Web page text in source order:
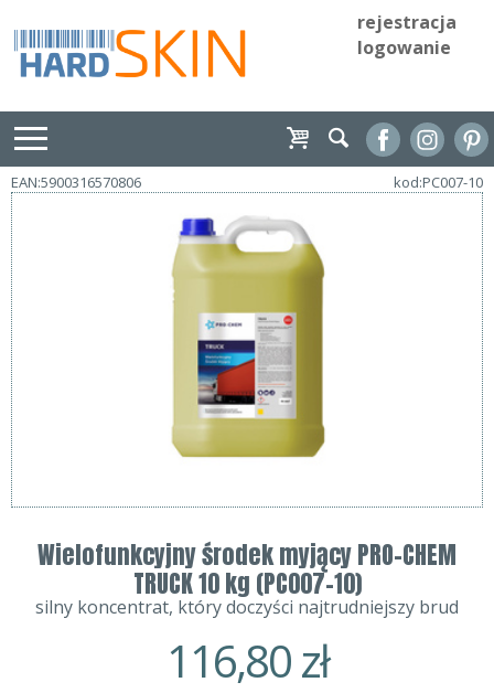
rejestracja
logowanie
EAN:5900316570806 kod:PC007-10
Wielofunkcyjny środek myjący PRO-CHEM
TRUCK 10 kg (PC007-10)
silny koncentrat, który doczyści najtrudniejszy brud
116,80zł